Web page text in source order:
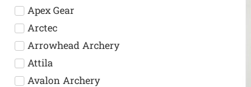
Apex Gear
Arctec
Arrowhead Archery
Attila
Avalon Archery